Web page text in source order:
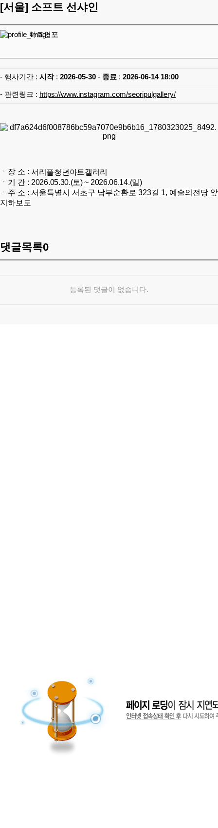
[서울] 소프트 선샤인
아트인포
- 행사기간 : 시작: 2026-05-30 - 종료 : 2026-06-14 18:00
- 관련링크 : https://www.instagram.com/seoripulgallery/
ㆍ장 소 : 서리풀청년아트갤러리
ㆍ기 간 : 2026.05.30.(토) ~ 2026.06.14.(일)
ㆍ주 소 : 서울특별시 서초구 남부순환로 323길 1, 예술의전당 앞
지하보도
댓글목록0
등록된 댓글이 없습니다.